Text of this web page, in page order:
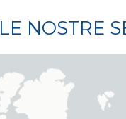
LE NOSTRE